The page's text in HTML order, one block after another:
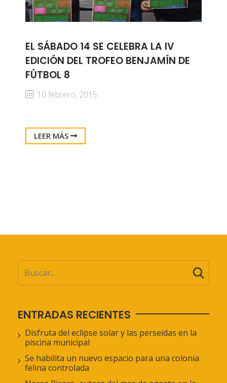
EL SÁBADO 14 SE CELEBRA LA IV
EDICIÓN DEL TROFEO BENJAMÍN DE
FÚTBOL 8
10 febrero, 2015
...
LEER MÁS
ENTRADAS RECIENTES
Disfruta del eclipse solar y las perseidas en la
piscina municipal
Se habilita un nuevo espacio para una colonia
felina controlada